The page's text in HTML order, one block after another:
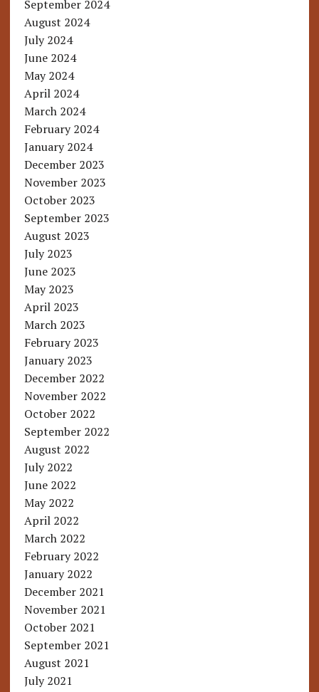
September 2024
August 2024
July 2024
June 2024
May 2024
April 2024
March 2024
February 2024
January 2024
December 2023
November 2023
October 2023
September 2023
August 2023
July 2023
June 2023
May 2023
April 2023
March 2023
February 2023
January 2023
December 2022
November 2022
October 2022
September 2022
August 2022
July 2022
June 2022
May 2022
April 2022
March 2022
February 2022
January 2022
December 2021
November 2021
October 2021
September 2021
August 2021
July 2021